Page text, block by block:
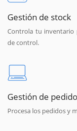
Gestión de stock
Controla tu inventario
de control.
Gestión de
Procesa los pedidos y